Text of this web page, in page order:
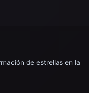
de estrellas en la